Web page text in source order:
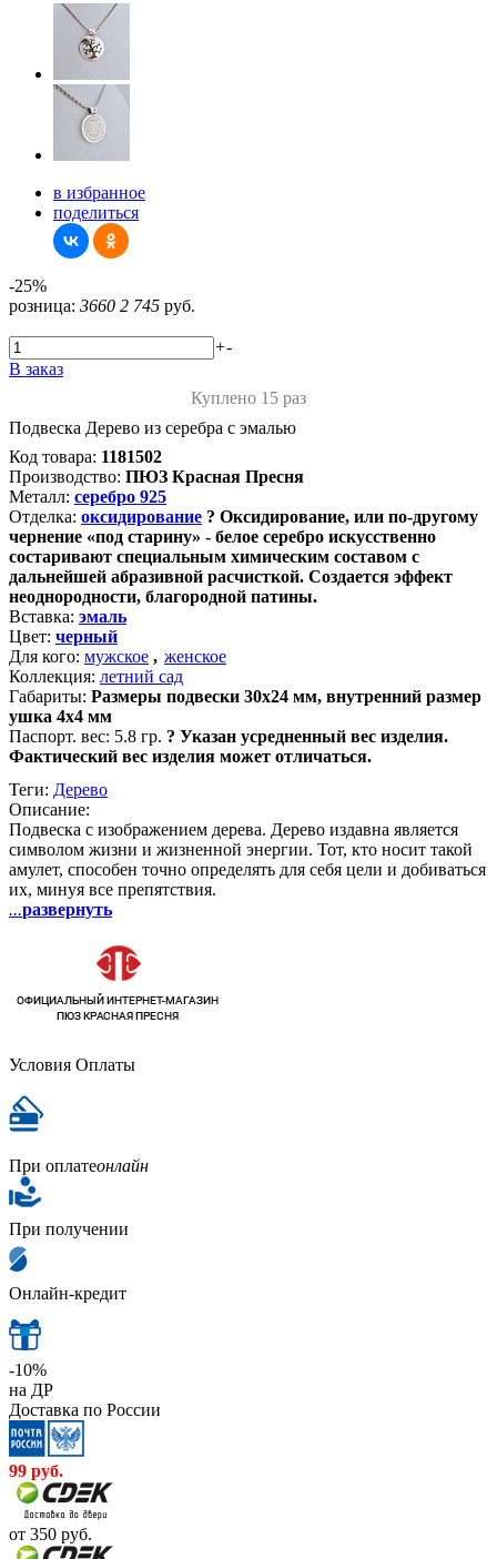
в избранное
поделиться
-25%
розница: 3660 2 745 руб.
+-
В заказ
Куплено 15 раз
Подвеска Дерево из серебра с эмалью
Код товара: 1181502
Производство: ПЮЗ Красная Пресня
Металл: серебро 925
Отделка: оксидирование ? Оксидирование, или по-другому
чернение «под старину» - белое серебро искусственно
состаривают специальным химическим составом с
дальнейшей абразивной расчисткой. Создается эффект
неоднородности, благородной патины.
Вставка: эмаль
Цвет: черный
Для кого: мужское , женское
Коллекция: летний сад
Габариты: Размеры подвески 30х24 мм, внутренний размер
ушка 4х4 мм
Паспорт. вес: 5.8 гр. ? Указан усредненный вес изделия.
Фактический вес изделия может отличаться.
Теги: Дерево
Описание:
Подвеска с изображением дерева. Дерево издавна является
символом жизни и жизненной энергии. Тот, кто носит такой
амулет, способен точно определять для себя цели и добиваться
их, минуя все препятствия.
...развернуть
Условия Оплаты
При оплатеонлайн
При получении
Онлайн-кредит
-10%
на ДР
Доставка по России
99 руб.
от 350 руб.